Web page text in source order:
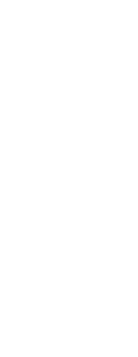
Sukladno novoj Općoj
Pravila privatnosti .
ponekad na
datoteke poznate pod
ecommerce